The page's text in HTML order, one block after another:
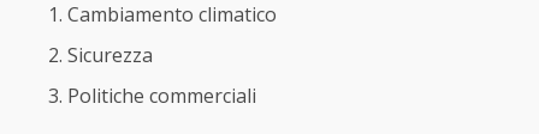
Cambiamento climatico
Sicurezza
Politiche commerciali